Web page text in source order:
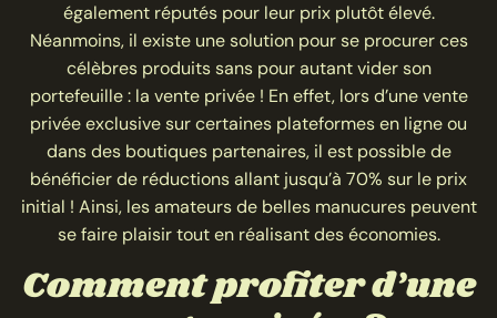
également réputés pour leur prix plutôt élevé.
Néanmoins, il existe une solution pour se procurer ces
célèbres produits sans pour autant vider son
portefeuille : la vente privée ! En effet, lors d’une vente
privée exclusive sur certaines plateformes en ligne ou
dans des boutiques partenaires, il est possible de
bénéficier de réductions allant jusqu’à 70% sur le prix
initial ! Ainsi, les amateurs de belles manucures peuvent
se faire plaisir tout en réalisant des économies.
Comment profiter d’une